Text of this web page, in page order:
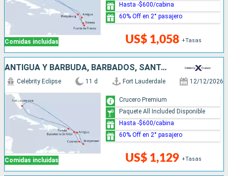
Comidas incluidas US$ 1,058 +Tasas
Hasta -$600/cabina
60% Off en 2° pasajero
ANTIGUA Y BARBUDA, BARBADOS, SANTA LUCIA, ESTADOS UNIDOS
Comidas incluidas
Celebrity Eclipse 11 d Fort Lauderdale 12/12/2026
US$ 1,129 +Tasas
Crucero Premium
Paquete All Included Disponible
Hasta -$600/cabina
60% Off en 2° pasajero